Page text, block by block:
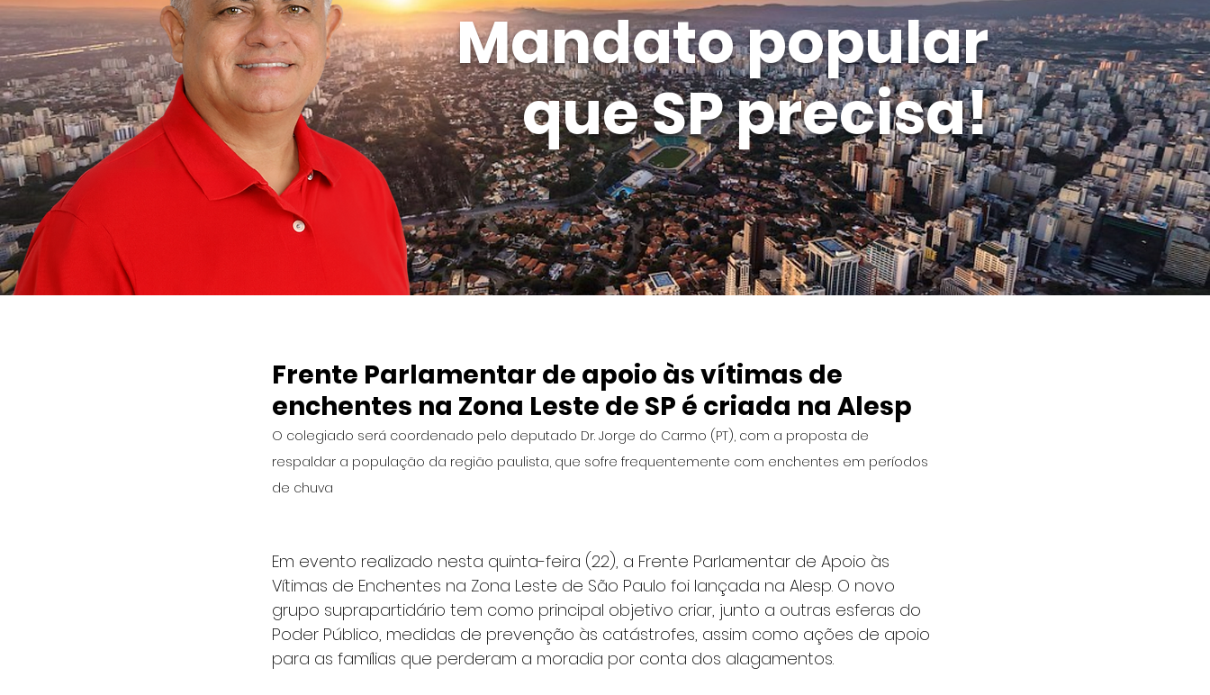
Frente Parlamentar de apoio às vítimas de
enchentes na Zona Leste de SP é criada na Alesp
O colegiado será coordenado pelo deputado Dr. Jorge do Carmo (PT), com a proposta de
respaldar a população da região paulista, que sofre frequentemente com enchentes em períodos
de chuva
Em evento realizado nesta quinta-feira (22), a Frente Parlamentar de Apoio às
Vítimas de Enchentes na Zona Leste de São Paulo foi lançada na Alesp. O novo
grupo suprapartidário tem como principal objetivo criar, junto a outras esferas do
Poder Público, medidas de prevenção às catástrofes, assim como ações de apoio
para as famílias que perderam a moradia por conta dos alagamentos.
Mandato popular
que SP precisa!